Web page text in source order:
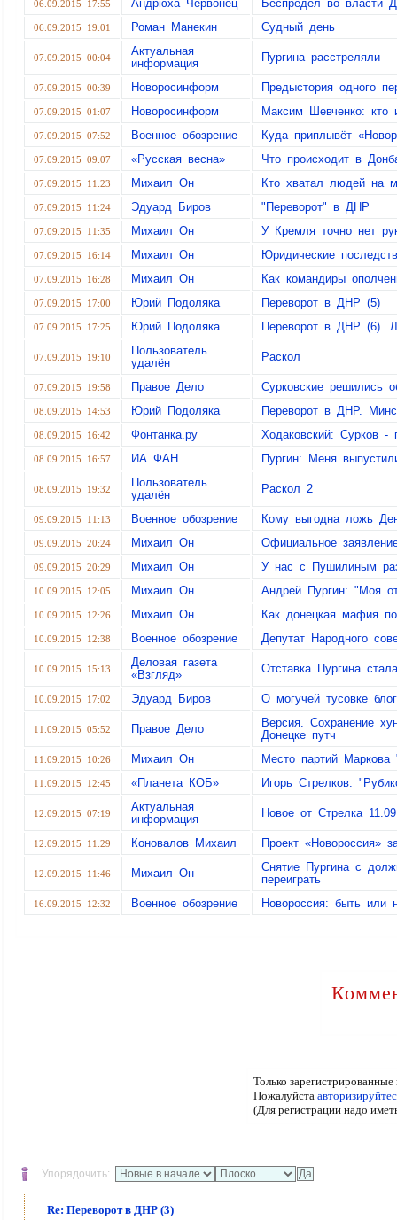
06.09.2015 17:55 Андрюха Червонец Беспредел во власти
06.09.2015 19:01 Роман Манекин Судный день
07.09.2015 00:04
Актуальная
информация
Пургина расстреляли
07.09.2015 00:39 Новоросинформ Предыстория одного
07.09.2015 01:07 Новоросинформ Максим Шевченко: кто
07.09.2015 07:52 Военное обозрение Куда приплывёт
07.09.2015 09:07 «Русская весна» Что происходит в
07.09.2015 11:23 Михаил Он Кто хватал людей на
07.09.2015 11:24 Эдуард Биров "Переворот" в ДНР
07.09.2015 11:35 Михаил Он У Кремля точно нет
07.09.2015 16:14 Михаил Он Юридические
07.09.2015 16:28 Михаил Он Как командиры
07.09.2015 17:00 Юрий Подоляка Переворот в ДНР (5)
07.09.2015 17:25 Юрий Подоляка Переворот в ДНР (6).
07.09.2015 19:10
Пользователь
удалён
Раскол
07.09.2015 19:58 Правое Дело Сурковские решились
08.09.2015 14:53 Юрий Подоляка Переворот в ДНР.
08.09.2015 16:42 Фонтанка.ру Ходаковский: Сурков -
08.09.2015 16:57 ИА ФАН Пургин: Меня
08.09.2015 19:32
Пользователь
удалён
Раскол 2
09.09.2015 11:13 Военное обозрение Кому выгодна ложь
09.09.2015 20:24 Михаил Он Официальное
09.09.2015 20:29 Михаил Он У нас с Пушилиным
10.09.2015 12:05 Михаил Он Андрей Пургин: "Моя
10.09.2015 12:26 Михаил Он Как донецкая мафия
10.09.2015 12:38 Военное обозрение Депутат Народного
10.09.2015 15:13
Деловая газета
«Взгляд»
Отставка Пургина
10.09.2015 17:02 Эдуард Биров О могучей тусовке
11.09.2015 05:52 Правое Дело
Версия. Сохранение
Донецке путч
11.09.2015 10:26 Михаил Он Место партий
11.09.2015 12:45 «Планета КОБ» Игорь Стрелков:
12.09.2015 07:19
Актуальная
информация
Новое от Стрелка
12.09.2015 11:29 Коновалов Михаил Проект «Новороссия»
12.09.2015 11:46 Михаил Он
Снятие Пургина с
переиграть
16.09.2015 12:32 Военное обозрение Новороссия: быть или
Только
Пожалуйста
(Для регистрации надо
Упорядочить:
Re: Переворот в ДНР (3)